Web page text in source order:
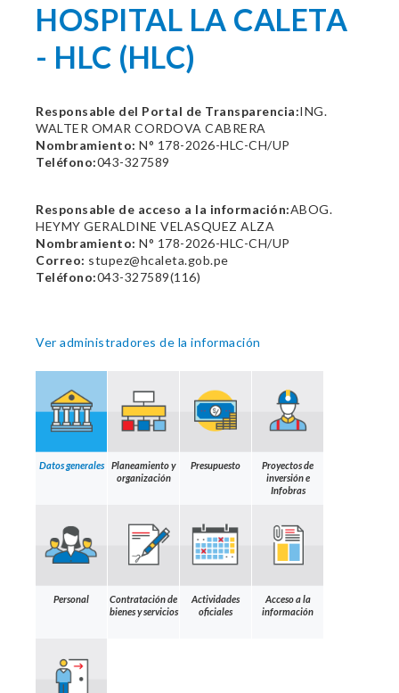
HOSPITAL LA CALETA
- HLC (HLC)
Responsable del Portal de Transparencia:ING.
WALTER OMAR CORDOVA CABRERA
Nombramiento: N° 178-2026-HLC-CH/UP
Teléfono:043-327589
Responsable de acceso a la información:ABOG.
HEYMY GERALDINE VELASQUEZ ALZA
Nombramiento: N° 178-2026-HLC-CH/UP
Correo: stupez@hcaleta.gob.pe
Teléfono:043-327589(116)
Ver administradores de la información
Datos generales
Planeamiento y
organización
Presupuesto
Proyectos de
inversión e
Infobras
Personal
Contratación de
bienes y servicios
Actividades
oficiales
Acceso a la
información